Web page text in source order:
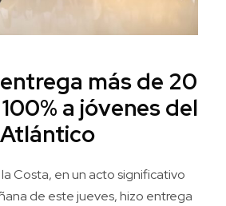
más de 20
a jóvenes del
Atlántico
Costa, en un acto significativo
de este jueves, hizo entrega